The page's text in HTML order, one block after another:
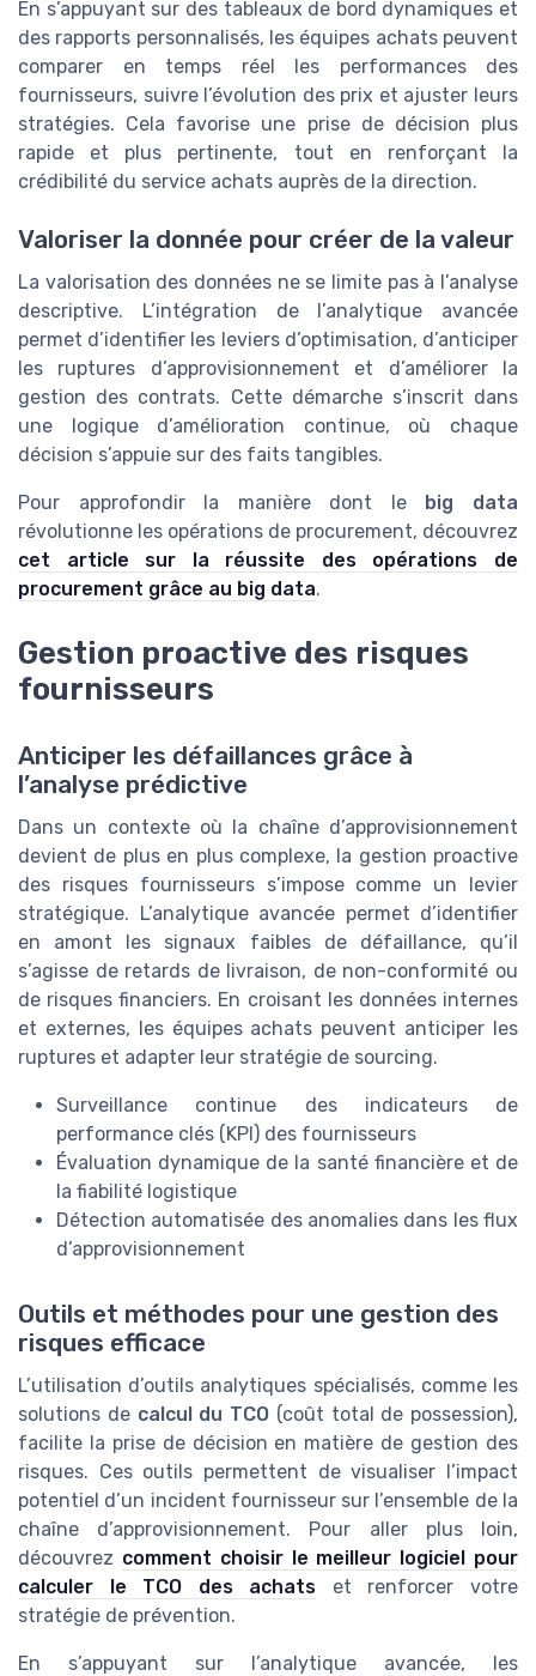
En s’appuyant sur des tableaux de bord dynamiques et
des rapports personnalisés, les équipes achats peuvent
comparer en temps réel les performances des
fournisseurs, suivre l’évolution des prix et ajuster leurs
stratégies. Cela favorise une prise de décision plus
rapide et plus pertinente, tout en renforçant la
crédibilité du service achats auprès de la direction.
Valoriser la donnée pour créer de la valeur
La valorisation des données ne se limite pas à l’analyse
descriptive. L’intégration de l’analytique avancée
permet d’identifier les leviers d’optimisation, d’anticiper
les ruptures d’approvisionnement et d’améliorer la
gestion des contrats. Cette démarche s’inscrit dans
une logique d’amélioration continue, où chaque
décision s’appuie sur des faits tangibles.
Pour approfondir la manière dont le big data
révolutionne les opérations de procurement, découvrez
cet article sur la réussite des opérations de
procurement grâce au big data.
Gestion proactive des risques
fournisseurs
Anticiper les défaillances grâce à
l’analyse prédictive
Dans un contexte où la chaîne d’approvisionnement
devient de plus en plus complexe, la gestion proactive
des risques fournisseurs s’impose comme un levier
stratégique. L’analytique avancée permet d’identifier
en amont les signaux faibles de défaillance, qu’il
s’agisse de retards de livraison, de non-conformité ou
de risques financiers. En croisant les données internes
et externes, les équipes achats peuvent anticiper les
ruptures et adapter leur stratégie de sourcing.
Surveillance continue des indicateurs de
performance clés (KPI) des fournisseurs
Évaluation dynamique de la santé financière et de
la fiabilité logistique
Détection automatisée des anomalies dans les flux
d’approvisionnement
Outils et méthodes pour une gestion des
risques efficace
L’utilisation d’outils analytiques spécialisés, comme les
solutions de calcul du TCO (coût total de possession),
facilite la prise de décision en matière de gestion des
risques. Ces outils permettent de visualiser l’impact
potentiel d’un incident fournisseur sur l’ensemble de la
chaîne d’approvisionnement. Pour aller plus loin,
découvrez comment choisir le meilleur logiciel pour
calculer le TCO des achats et renforcer votre
stratégie de prévention.
En s’appuyant sur l’analytique avancée, les